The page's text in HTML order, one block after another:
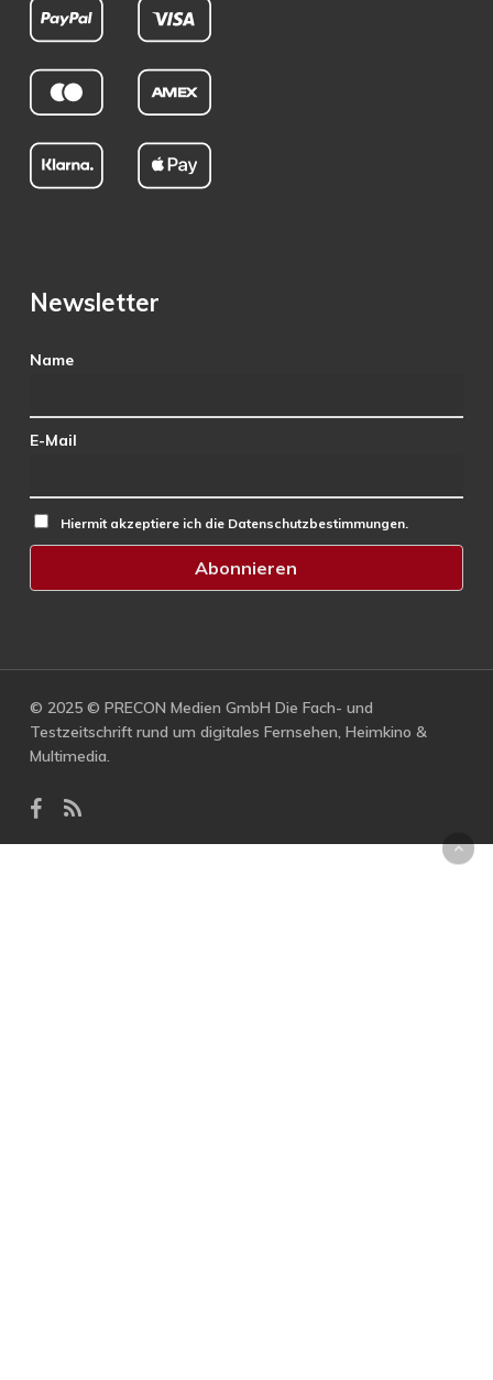
Newsletter
Name
E-Mail
Hiermit akzeptiere ich die Datenschutzbestimmungen.
© 2025 © PRECON Medien GmbH Die Fach- und
Testzeitschrift rund um digitales Fernsehen, Heimkino &
Multimedia.
facebook
RSS